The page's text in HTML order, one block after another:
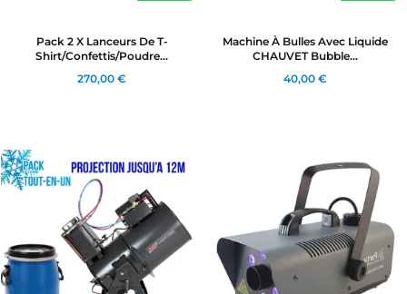
Pack 2 X Lanceurs De T-
Shirt/confettis/poudre...
270,00 €
Machine À Bulles Avec Liquide
CHAUVET Bubble...
40,00 €